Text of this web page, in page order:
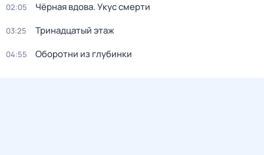
02:05 Чёрная вдова. Укус смерти
03:25 Тринадцатый этаж
04:55 Оборотни из глубинки